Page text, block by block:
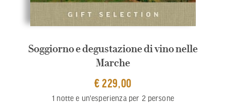
Soggiorno e degustazione di vino nelle
Marche
€ 229,00
1 notte e un'esperienza per 2 persone